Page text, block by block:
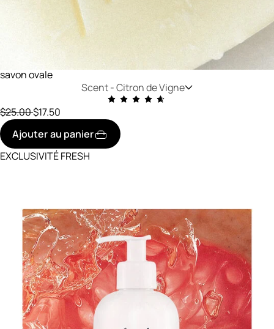
savon ovale
Scent -Citron de Vigne
prix initial
$25.00réduit à
$17.50
Ajouter au panier
EXCLUSIVITÉ FRESH